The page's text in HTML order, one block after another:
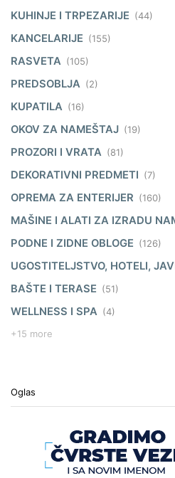
KUHINJE I TRPEZARIJE (44)
KANCELARIJE (155)
RASVETA (105)
PREDSOBLJA (2)
KUPATILA (16)
OKOV ZA NAMEŠTAJ (19)
PROZORI I VRATA (81)
DEKORATIVNI PREDMETI (7)
OPREMA ZA ENTERIJER (160)
MAŠINE I ALATI ZA IZRADU
PODNE I ZIDNE OBLOGE (126)
UGOSTITELJSTVO, HOTELI,
BAŠTE I TERASE (51)
WELLNESS I SPA (4)
+15 more
Oglas